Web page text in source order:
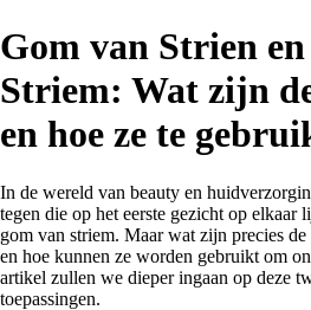
Gom van Strien
Striem: Wat zijn
en hoe ze te
In de wereld van beauty en
tegen die op het eerste gezicht op elkaar
gom van striem. Maar wat zijn precies
en hoe kunnen ze worden gebruikt om
artikel zullen we dieper ingaan op deze
toepassingen.